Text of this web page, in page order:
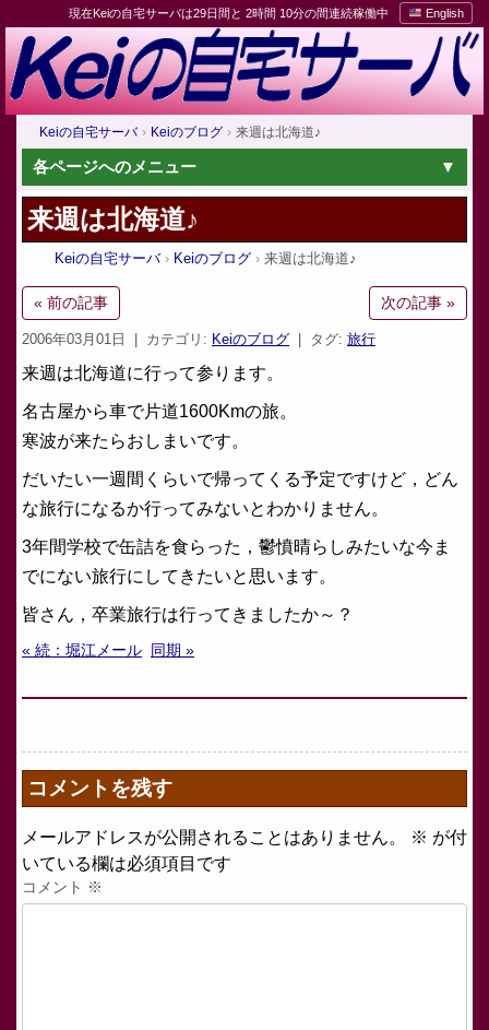
現在Keiの自宅サーバは29日間と 2時間 10分の間連続稼働中 English
Keiの自宅サーバ Keiのブログ 来週は北海道♪
各ページへのメニュー
来週は北海道♪
Keiの自宅サーバ Keiのブログ 来週は北海道♪
« 前の記事 次の記事 »
2006年03月01日 | カテゴリ: Keiのブログ | タグ: 旅行
来週は北海道に行って参ります。
名古屋から車で片道1600Kmの旅。
寒波が来たらおしまいです。
だいたい一週間くらいで帰ってくる予定ですけど，どん
な旅行になるか行ってみないとわかりません。
3年間学校で缶詰を食らった，鬱憤晴らしみたいな今ま
でにない旅行にしてきたいと思います。
皆さん，卒業旅行は行ってきましたか～？
« 続：堀江メール 同期 »
コメントを残す
メールアドレスが公開されることはありません。 ※ が付
いている欄は必須項目です
コメント ※